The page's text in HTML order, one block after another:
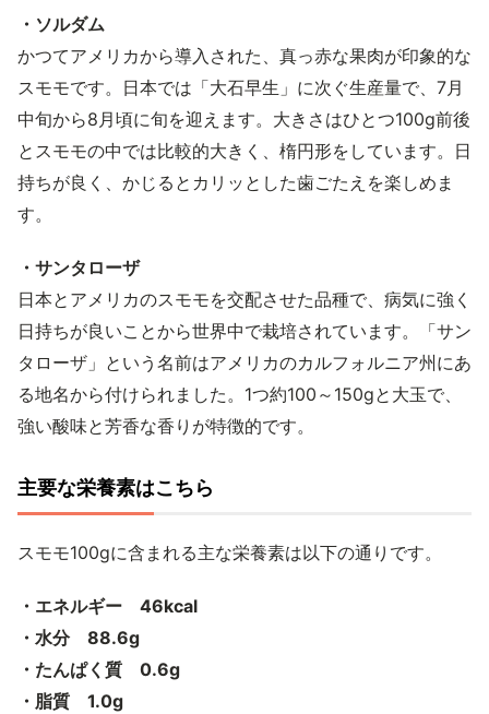
・ソルダム
かつてアメリカから導入された、真っ赤な果肉が印象的な
スモモです。日本では「大石早生」に次ぐ生産量で、7月
中旬から8月頃に旬を迎えます。大きさはひとつ100g前後
とスモモの中では比較的大きく、楕円形をしています。日
持ちが良く、かじるとカリッとした歯ごたえを楽しめま
す。
・サンタローザ
日本とアメリカのスモモを交配させた品種で、病気に強く
日持ちが良いことから世界中で栽培されています。「サン
タローザ」という名前はアメリカのカルフォルニア州にあ
る地名から付けられました。1つ約100～150gと大玉で、
強い酸味と芳香な香りが特徴的です。
主要な栄養素はこちら
スモモ100gに含まれる主な栄養素は以下の通りです。
・エネルギー 46kcal
・水分 88.6g
・たんぱく質 0.6g
・脂質 1.0g